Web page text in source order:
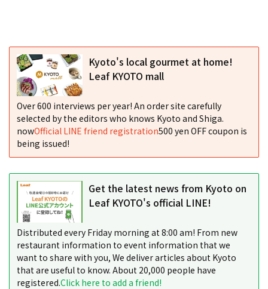
Kyoto's local gourmet at home!
Leaf KYOTO mall
Over 600 interviews per year! An order site carefully
selected by the editors who knows Kyoto and Shiga.
nowOfficial LINE friend registration500 yen OFF coupon is
being issued!
Get the latest news from Kyoto on
Leaf KYOTO's official LINE!
Distributed every Friday morning at 8:00 am! From new
restaurant information to event information that we
want to share with you, We deliver articles about Kyoto
that are useful to know. About 20,000 people have
registered.Click here to add a friend!